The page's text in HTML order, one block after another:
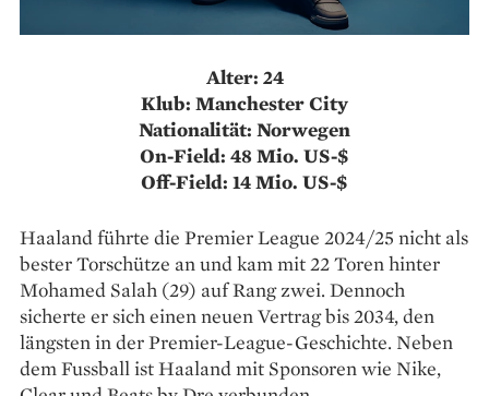
Alter: 24
Klub: Manchester City
Nationalität: Norwegen
On-Field: 48 Mio. US-$
Off-Field: 14 Mio. US-$
Haaland führte die Premier League 2024/25 nicht als
bester Torschütze an und kam mit 22 Toren hinter
Mohamed Salah (29) auf Rang zwei. Dennoch
sicherte er sich einen neuen Vertrag bis 2034, den
längsten in der Premier-League-Geschichte. Neben
dem Fussball ist Haaland mit Sponsoren wie Nike,